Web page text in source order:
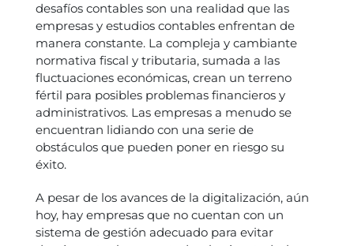
desafíos contables son una realidad que las
empresas y estudios contables enfrentan de
manera constante. La compleja y cambiante
normativa fiscal y tributaria, sumada a las
fluctuaciones económicas, crean un terreno
fértil para posibles problemas financieros y
administrativos. Las empresas a menudo se
encuentran lidiando con una serie de
obstáculos que pueden poner en riesgo su
éxito.
A pesar de los avances de la digitalización, aún
hoy, hay empresas que no cuentan con un
sistema de gestión adecuado para evitar